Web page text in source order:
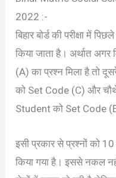
2022 :-
बिहार बोर्ड की परीक्षा में
किया जाता है। अर्थात
(A) का प्रश्न मिला है तो
को Set Code (C) और
Student को Set Code
इसी प्रकार से प्रश्नों को
किया गया है। इससे नकल